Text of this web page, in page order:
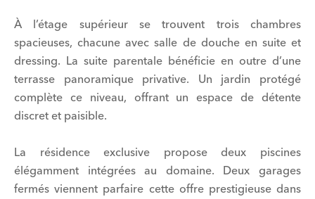
À l’étage supérieur se trouvent trois chambres
spacieuses, chacune avec salle de douche en suite et
dressing. La suite parentale bénéficie en outre d’une
terrasse panoramique privative. Un jardin protégé
complète ce niveau, offrant un espace de détente
discret et paisible.
La résidence exclusive propose deux piscines
élégamment intégrées au domaine. Deux garages
fermés viennent parfaire cette offre prestigieuse dans